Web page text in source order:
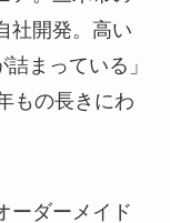
社開発。高い
まっている」
もの長きにわ
ーダーメイド